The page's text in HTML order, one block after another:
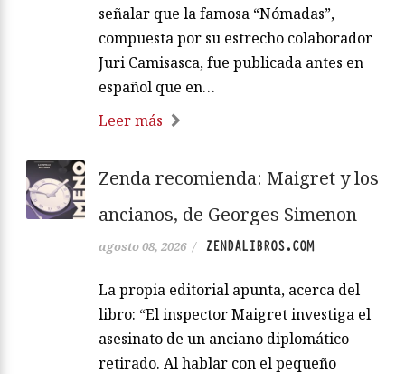
señalar que la famosa “Nómadas”,
compuesta por su estrecho colaborador
Juri Camisasca, fue publicada antes en
español que en…
Leer más
Zenda recomienda: Maigret y los
ancianos, de Georges Simenon
agosto 08, 2026 / ZENDALIBROS.COM
La propia editorial apunta, acerca del
libro: “El inspector Maigret investiga el
asesinato de un anciano diplomático
retirado. Al hablar con el pequeño